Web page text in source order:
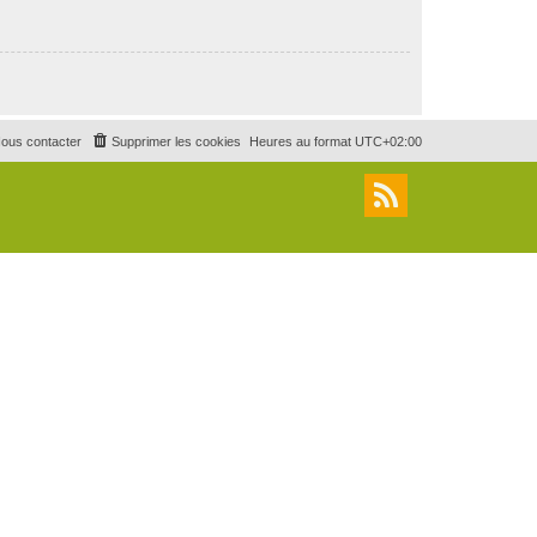
Heures au format UTC+02:00
Supprimer les cookies
contacter